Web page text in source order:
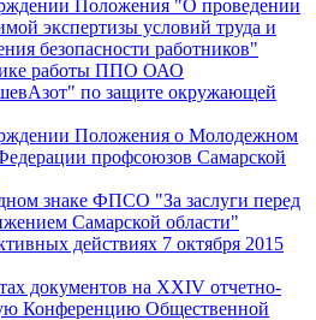
Положения "О проведении
экспертизы условий труда и
безопасности работников"
работы ППО ОАО
по защите окружающей
Положения о Молодежном
профсоюзов Самарской
знаке ФПСО "За заслуги перед
Самарской области"
действиях 7 октября 2015
документов на XXIV отчетно-
Конференцию Общественной